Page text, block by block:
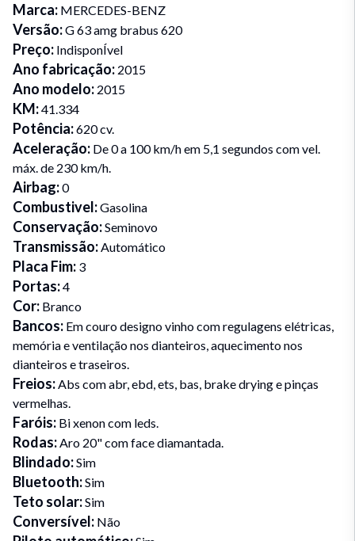
Marca: MERCEDES-BENZ
Versão:G 63 amg brabus 620
Preço: IndisponÍvel
Ano fabricação: 2015
Ano modelo: 2015
KM:41.334
Potência:620 cv.
Aceleração: De 0 a 100 km/h em 5,1 segundos com vel.
máx. de 230 km/h.
Airbag:0
Combustivel:Gasolina
Conservação:Seminovo
Transmissão:Automático
Placa Fim: 3
Portas:4
Cor: Branco
Bancos: Em couro designo vinho com regulagens elétricas,
memória e ventilação nos dianteiros, aquecimento nos
dianteiros e traseiros.
Freios:Abs com abr, ebd, ets, bas, brake drying e pinças
vermelhas.
Faróis: Bi xenon com leds.
Rodas:Aro 20" com face diamantada.
Blindado:Sim
Bluetooth:Sim
Teto solar:Sim
Conversível: Não